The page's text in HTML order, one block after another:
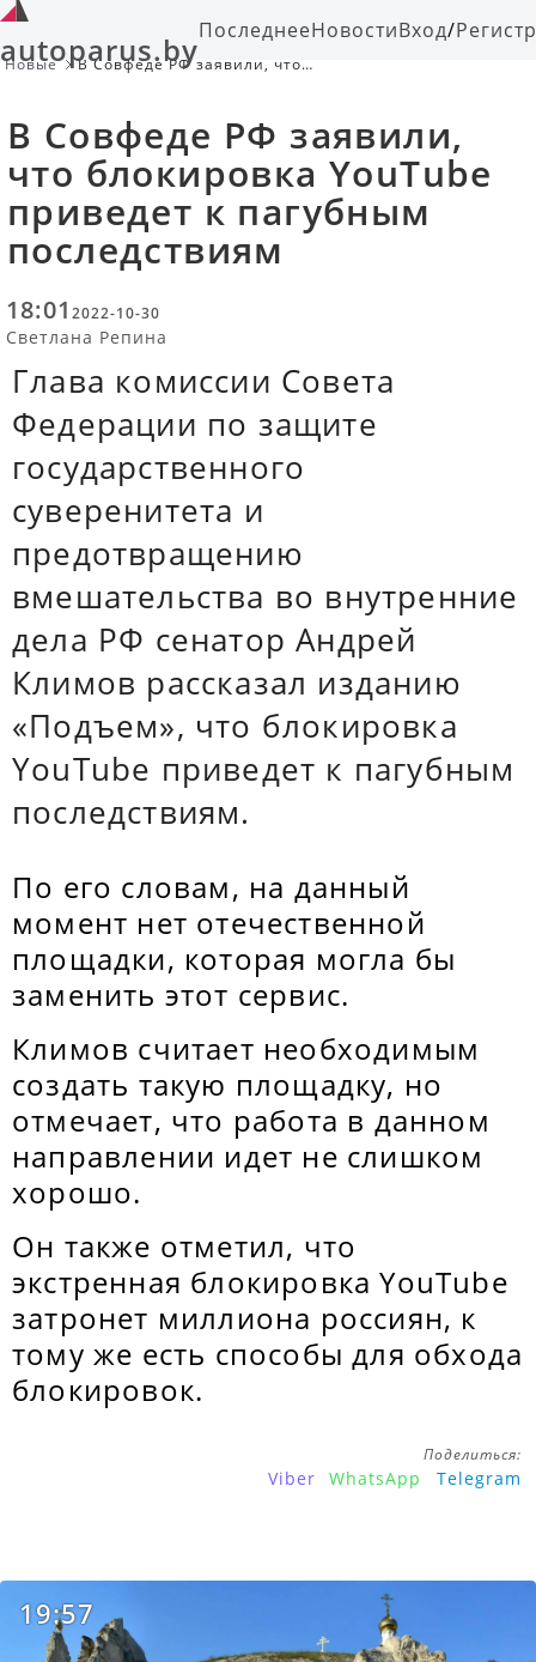
autoparus.byПоследнееНовостиВход/
Новые
В Совфеде РФ заявили, что
В Совфеде РФ заявили,
что блокировка YouTube
приведет к пагубным
последствиям
18:01 2022-10-30
Светлана Репина
Глава комиссии Совета
Федерации по защите
государственного
суверенитета и
предотвращению
вмешательства во внутренние
дела РФ сенатор Андрей
Климов рассказал изданию
«Подъем», что блокировка
YouTube приведет к пагубным
последствиям.
По его словам, на данный
момент нет отечественной
площадки, которая могла бы
заменить этот сервис.
Климов считает необходимым
создать такую площадку, но
отмечает, что работа в данном
направлении идет не слишком
хорошо.
Он также отметил, что
экстренная блокировка YouTube
затронет миллиона россиян, к
тому же есть способы для обхода
блокировок.
Поделиться:
Viber WhatsApp Telegram
19:57